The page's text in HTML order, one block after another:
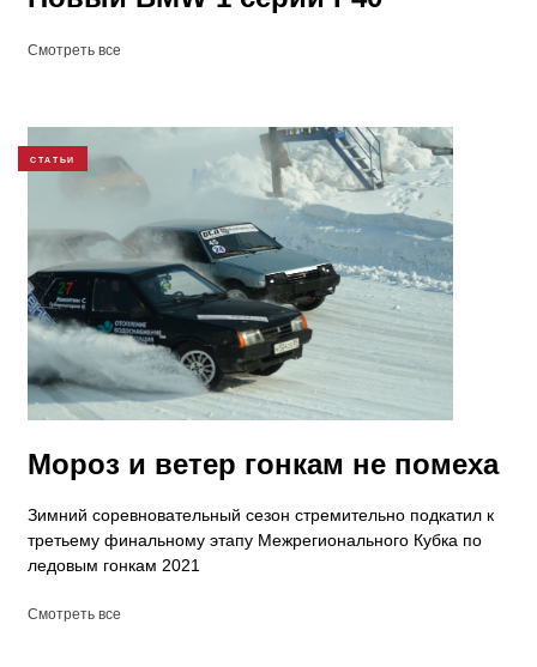
Смотреть все
СТАТЬИ
Мороз и ветер гонкам не помеха
Зимний соревновательный сезон стремительно подкатил к
третьему финальному этапу Межрегионального Кубка по
ледовым гонкам 2021
Смотреть все